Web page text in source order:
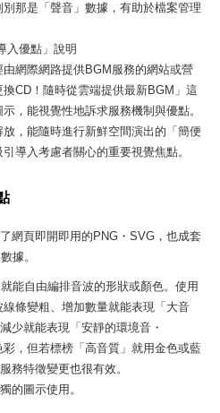
那是「聲音」數據，有助於檔案管理
入優點」說明
網際網路提供BGM服務的網站或營
CD！隨時從雲端提供最新BGM」這
，能視覺性地訴求服務機制與優點。
，能隨時進行新鮮空間演出的「簡便
導入考慮者關心的重要視覺焦點。
網頁即開即用的PNG・SVG，也成套
據。
能自由編排音波的形狀或顏色。使用
條變粗、增加數量就能表現「大音
少就能表現「安靜的環境音・
，但若標榜「高音質」就用金色或藍
務特徵變更也很有效。
的圖示使用。